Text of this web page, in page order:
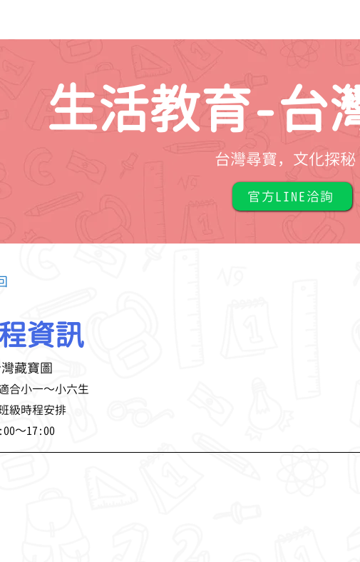
生活教育-台
台灣尋寶，文化探秘
官方LINE洽詢
資訊
藏寶圖
合小一～小六生
級時程安排
～17:00